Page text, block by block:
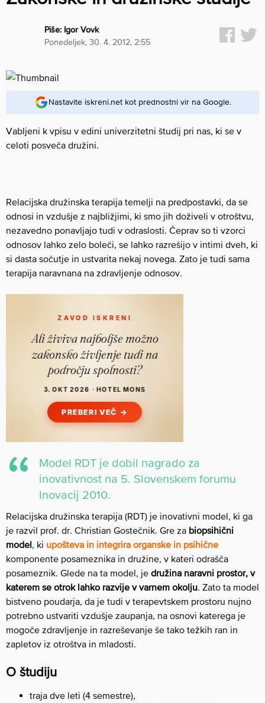
Piše: Igor Vovk
ponedeljek, 30. 4. 2012, 2:55
Nastavite iskreni.net kot prednostni vir na Google.
Vabljeni k vpisu v edini univerzitetni študij pri nas, ki se v
celoti posveča družini.
Relacijska družinska terapija temelji na predpostavki, da se
odnosi in vzdušje z najbližjimi, ki smo jih doživeli v otroštvu,
nezavedno ponavljajo tudi v odraslosti. Čeprav so ti vzorci
odnosov lahko zelo boleči, se lahko razrešijo v intimi dveh, ki
si dasta sočutje in ustvarita nekaj novega. Zato je tudi sama
terapija naravnana na zdravljenje odnosov.
Model RDT je dobil nagrado za
inovativnost na 5. Slovenskem forumu
Inovacij 2010.
Relacijska družinska terapija (RDT) je inovativni model, ki ga
je razvil prof. dr. Christian Gostečnik. Gre za biopsihični
model, ki upošteva in integrira organske in psihične
komponente posameznika in družine, v kateri odrašča
posameznik. Glede na ta model, je družina naravni prostor, v
katerem se otrok lahko razvije v varnem okolju. Zato ta model
bistveno poudarja, da je tudi v terapevtskem prostoru nujno
potrebno ustvariti vzdušje zaupanja, na osnovi katerega je
mogoče zdravljenje in razreševanje še tako težkih ran in
zapletov iz otroštva in mladosti.
O študiju
traja dve leti (4 semestre),